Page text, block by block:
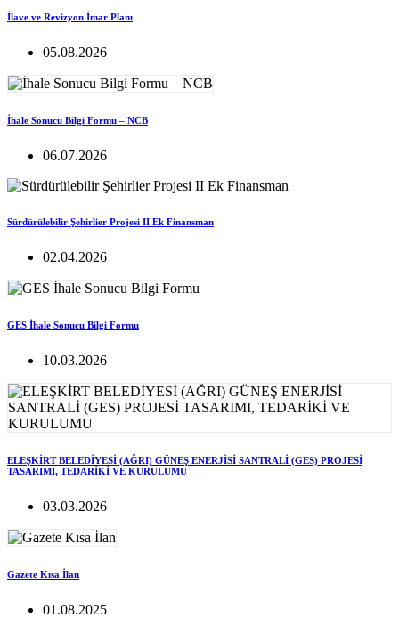
İlave ve Revizyon İmar Planı
05.08.2026
İhale Sonucu Bilgi Formu – NCB
06.07.2026
Sürdürülebilir Şehirlier Projesi II Ek Finansman
02.04.2026
GES İhale Sonucu Bilgi Formu
10.03.2026
ELEŞKİRT BELEDİYESİ (AĞRI) GÜNEŞ ENERJİSİ SANTRALİ (GES) PROJESİ
TASARIMI, TEDARİKİ VE KURULUMU
03.03.2026
Gazete Kısa İlan
01.08.2025